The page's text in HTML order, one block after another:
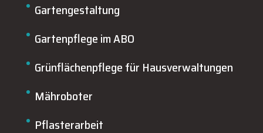
Gartengestaltung
Gartenpflege im ABO
Grünflächenpflege für Hausverwaltungen
Mähroboter
Pflasterarbeit